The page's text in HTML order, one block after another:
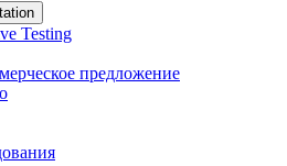
Testing
предложение